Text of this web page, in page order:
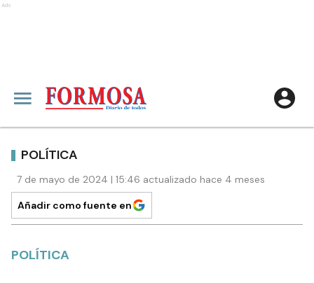
Ads
POLÍTICA
7 de mayo de 2024 | 15:46 actualizado hace 4 meses
Añadir como fuente en
POLÍTICA